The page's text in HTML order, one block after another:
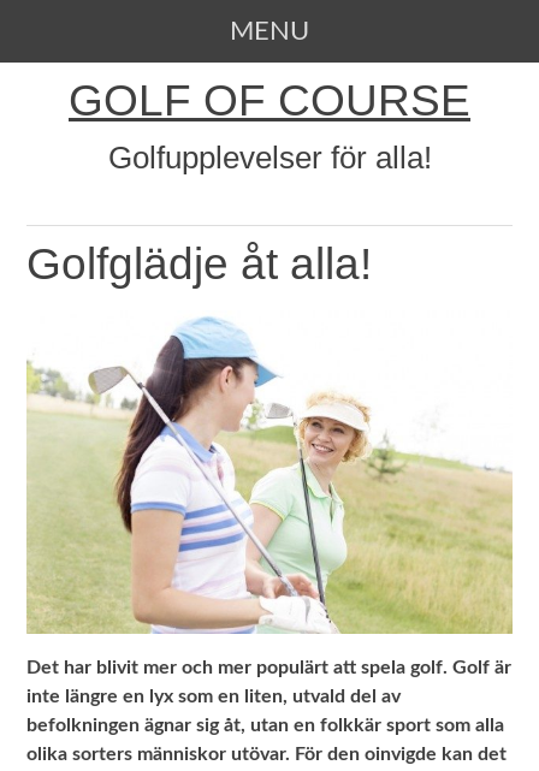
MENU
GOLF OF COURSE
Golfupplevelser för alla!
Golfglädje åt alla!
Det har blivit mer och mer populärt att spela golf. Golf är
inte längre en lyx som en liten, utvald del av
befolkningen ägnar sig åt, utan en folkkär sport som alla
olika sorters människor utövar. För den oinvigde kan det